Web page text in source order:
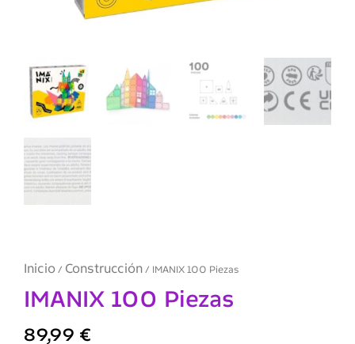
Inicio / Construcción / IMANIX 100 Piezas
IMANIX 100 Piezas
89,99 €